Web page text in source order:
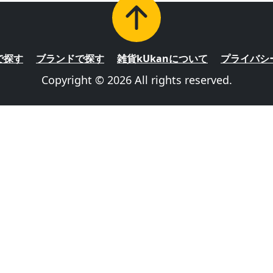
探す ブランドで探す 雑貨kUkanについて プライバシ
Copyright © 2026 All rights reserved.